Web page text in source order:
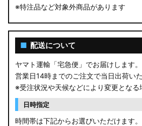
※特注品など対象外商品があります
■ 配送について
ヤマト運輸「宅急便」でお届けします。
営業日14時までのご注文で当日出荷いた
※受注状況や天候などにより変更となる
日時指定
時間帯は下記からお選びいただけます。